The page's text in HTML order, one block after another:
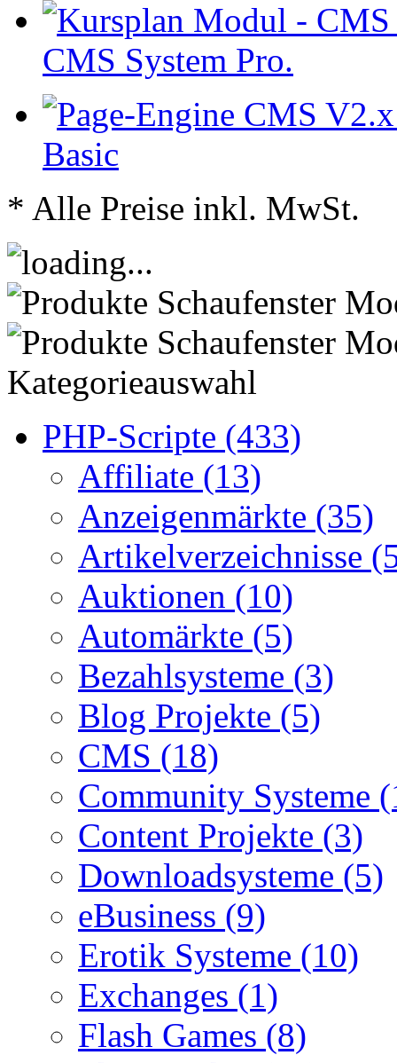
CMS System Pro.
Basic
* Alle Preise inkl. MwSt.
Kategorieauswahl
PHP-Scripte (433)
Affiliate (13)
Anzeigenmärkte (35)
Artikelverzeichnisse
Auktionen (10)
Automärkte (5)
Bezahlsysteme (3)
Blog Projekte (5)
CMS (18)
Community Systeme
Content Projekte (3)
Downloadsysteme (5)
eBusiness (9)
Erotik Systeme (10)
Exchanges (1)
Flash Games (8)